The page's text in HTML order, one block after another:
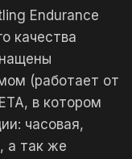
Endurance
качества
(работает от
в котором
часовая,
а так же